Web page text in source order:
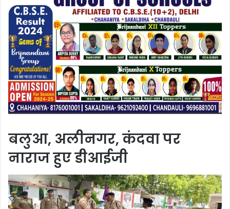
बलुआ, अलीनगर, कंदवा पर
नाराज हुए डीआईजी